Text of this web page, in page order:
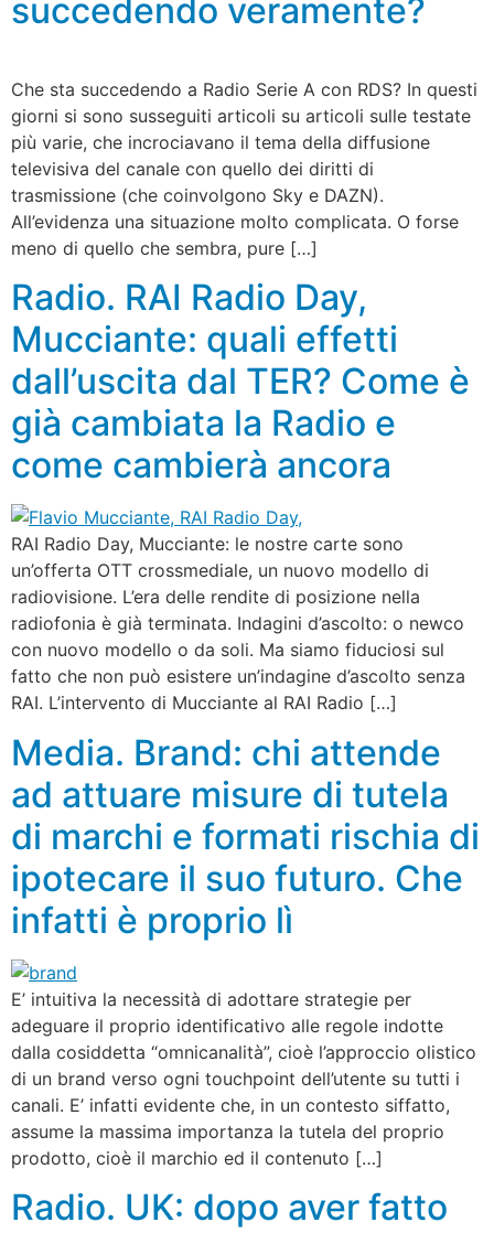
succedendo veramente?
Che sta succedendo a Radio Serie A con RDS? In questi
giorni si sono susseguiti articoli su articoli sulle testate
più varie, che incrociavano il tema della diffusione
televisiva del canale con quello dei diritti di
trasmissione (che coinvolgono Sky e DAZN).
All’evidenza una situazione molto complicata. O forse
meno di quello che sembra, pure […]
Radio. RAI Radio Day,
Mucciante: quali effetti
dall’uscita dal TER? Come è
già cambiata la Radio e
come cambierà ancora
RAI Radio Day, Mucciante: le nostre carte sono
un’offerta OTT crossmediale, un nuovo modello di
radiovisione. L’era delle rendite di posizione nella
radiofonia è già terminata. Indagini d’ascolto: o newco
con nuovo modello o da soli. Ma siamo fiduciosi sul
fatto che non può esistere un’indagine d’ascolto senza
RAI. L’intervento di Mucciante al RAI Radio […]
Media. Brand: chi attende
ad attuare misure di tutela
di marchi e formati rischia di
ipotecare il suo futuro. Che
infatti è proprio lì
E’ intuitiva la necessità di adottare strategie per
adeguare il proprio identificativo alle regole indotte
dalla cosiddetta “omnicanalità”, cioè l’approccio olistico
di un brand verso ogni touchpoint dell’utente su tutti i
canali. E’ infatti evidente che, in un contesto siffatto,
assume la massima importanza la tutela del proprio
prodotto, cioè il marchio ed il contenuto […]
Radio. UK: dopo aver fatto